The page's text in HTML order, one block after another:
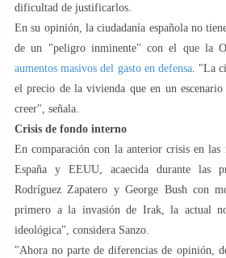
dificultad de justificarlos.
En su opinión, la ciudadanía española no
de un "peligro inminente" con el que la
aumentos masivos del gasto en defensa. "La
el precio de la vivienda que en un
creer", señala.
Crisis de fondo interno
En comparación con la anterior crisis en las
España y EEUU, acaecida durante las
Rodríguez Zapatero y George Bush con
primero a la invasión de Irak, la actual
ideológica", considera Sanzo.
"Ahora no parte de diferencias de opinión,